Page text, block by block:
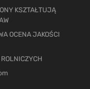
KSZTAŁTUJĄ
OCENA JAKOŚCI